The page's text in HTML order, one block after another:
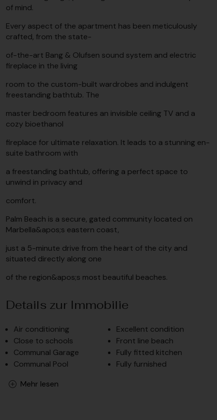
of mind.
Every aspect of the apartment has been meticulously
crafted, from the state-
of-the-art Bang & Olufsen sound system and electric
fireplace in the living
room to the custom-built wardrobes and indulgent
freestanding bathtub. The
master bedroom features an invisible ceiling TV and a
cozy bioethanol
fireplace for ultimate relaxation. It leads to a stunning en-
suite bathroom with
a freestanding bathtub, offering a perfect space to
unwind in privacy and
comfort.
Palm Beach is a secure, gated community located on
Marbella&apos;s eastern coast,
just a 5-minute drive from the heart of the city and
situated directly along one
of the region&apos;s most beautiful beaches.
Details zur Immobilie
Air conditioning
Close to schools
Communal Garage
Communal Pool
Excellent condition
Front line beach
Fully fitted kitchen
Fully furnished
Mehr lesen